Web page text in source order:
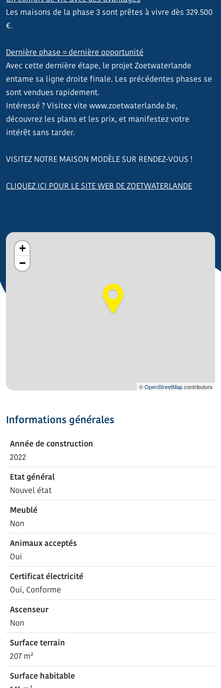
Les maisons de la phase 3 sont prêtes à vivre dès 329.500
€.
Dernière phase = dernière opportunité
Avec cette dernière étape, le projet Zoetwaterlande
entame sa ligne droite finale. Les précédentes phases se
sont vendues rapidement.
Intéressé ? Visitez vite www.zoetwaterlande.be,
découvrez les plans et les prix, et manifestez votre
intérêt sans tarder.
VISITEZ NOTRE MAISON MODÈLE SUR RENDEZ-VOUS !
CLIQUEZ ICI POUR LE SITE WEB DE ZOETWATERLANDE
+
−
©OpenStreetMapcontributors
Informations générales
Année de construction
2022
Etat général
Nouvel état
Meublé
Non
Animaux acceptés
Oui
Certificat électricité
Oui, Conforme
Ascenseur
Non
Surface terrain
207 m²
Surface habitable